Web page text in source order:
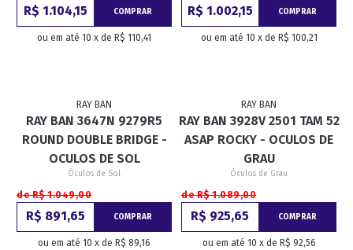
R$ 1.104,15 COMPRAR
ou em até 10 x de R$ 110,41
R$ 1.002,15 COMPRAR
ou em até 10 x de R$ 100,21
RAY BAN
RAY BAN 3647N 9279R5
ROUND DOUBLE BRIDGE -
OCULOS DE SOL
Óculos de Sol
de R$ 1.049,00
R$ 891,65 COMPRAR
ou em até 10 x de R$ 89,16
RAY BAN
RAY BAN 3928V 2501 TAM 52
ASAP ROCKY - OCULOS DE
GRAU
Óculos de Grau
de R$ 1.089,00
R$ 925,65 COMPRAR
ou em até 10 x de R$ 92,56